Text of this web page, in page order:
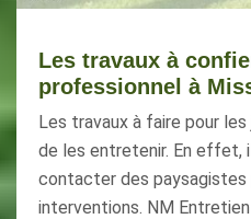
Les travaux à
professionnel à
Les travaux à faire pour
de les entretenir. En effet,
contacter des paysagistes
interventions. NM